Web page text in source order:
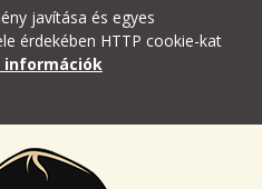
javítása és egyes
érdekében HTTP cookie-kat
információk